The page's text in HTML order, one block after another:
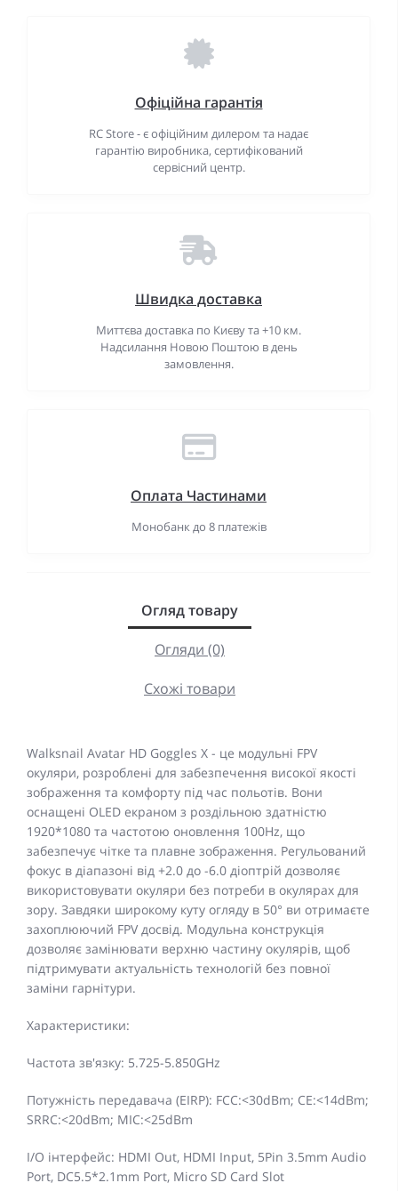
Офіційна гарантія
RC Store - є офіційним дилером та надає
гарантію виробника, сертифікований
сервісний центр.
Швидка доставка
Миттєва доставка по Києву та +10 км.
Надсилання Новою Поштою в день
замовлення.
Оплата Частинами
Монобанк до 8 платежів
Огляд товару
Огляди (0)
Схожі товари
Walksnail Avatar HD Goggles X - це модульні FPV
окуляри, розроблені для забезпечення високої якості
зображення та комфорту під час польотів. Вони
оснащені OLED екраном з роздільною здатністю
1920*1080 та частотою оновлення 100Hz, що
забезпечує чітке та плавне зображення. Регульований
фокус в діапазоні від +2.0 до -6.0 діоптрій дозволяє
використовувати окуляри без потреби в окулярах для
зору. Завдяки широкому куту огляду в 50° ви отримаєте
захоплюючий FPV досвід. Модульна конструкція
дозволяє замінювати верхню частину окулярів, щоб
підтримувати актуальність технологій без повної
заміни гарнітури.
Характеристики:
Частота зв'язку: 5.725-5.850GHz
Потужність передавача (EIRP): FCC:<30dBm; CE:<14dBm;
SRRC:<20dBm; MIC:<25dBm
I/O інтерфейс: HDMI Out, HDMI Input, 5Pin 3.5mm Audio
Port, DC5.5*2.1mm Port, Micro SD Card Slot